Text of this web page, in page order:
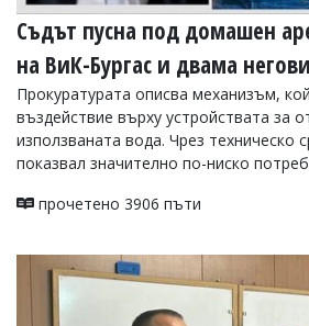
вас
коментар,
моля
сигнализирайте
ни!
Съдът пусна под домашен
на ВиК-Бургас и двама
Прокуратурата описва механизъм,
въздействие върху устройствата за
използваната вода. Чрез техническо
показвал значително по-ниско
прочетено 3906 пъти